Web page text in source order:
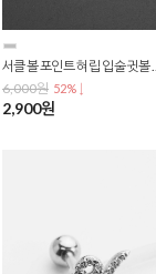
6,000원 52% ↓
2,900원